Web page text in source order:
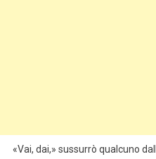
«Vai, dai,» sussurrò qualcuno